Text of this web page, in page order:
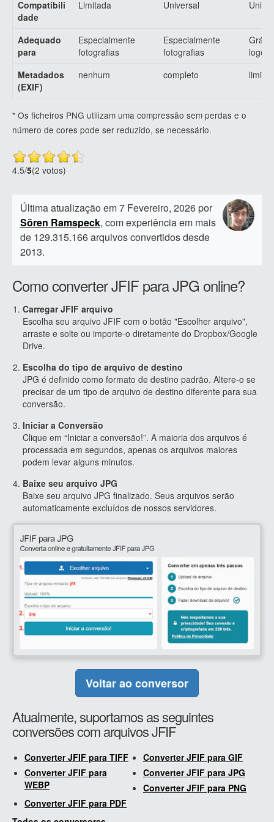
Compatibili
dade
Limitada Universal
Adequado
para
Especialmente
fotografias
Especialmente
fotografias
Metadados
(EXIF)
nenhum completo
* Os ficheiros PNG utilizam uma compressão sem perdas e o
número de cores pode ser reduzido, se necessário.
4.5/5(2 votos)
Última atualização em 7 Fevereiro, 2026 por
Sören Ramspeck, com experiência em mais
de 129.315.166 arquivos convertidos desde
2013.
Como converter JFIF para JPG online?
Carregar JFIF arquivo
Escolha seu arquivo JFIF com o botão "Escolher arquivo",
arraste e solte ou importe-o diretamente do Dropbox/Google
Drive.
Escolha do tipo de arquivo de destino
JPG é definido como formato de destino padrão. Altere-o se
precisar de um tipo de arquivo de destino diferente para sua
conversão.
Iniciar a Conversão
Clique em “Iniciar a conversão!”. A maioria dos arquivos é
processada em segundos, apenas os arquivos maiores
podem levar alguns minutos.
Baixe seu arquivo JPG
Baixe seu arquivo JPG finalizado. Seus arquivos serão
automaticamente excluídos de nossos servidores.
Voltar ao conversor
Atualmente, suportamos as seguintes
conversões com arquivos JFIF
Converter JFIF para TIFF
Converter JFIF para GIF
Converter JFIF para
WEBP
Converter JFIF para JPG
Converter JFIF para PNG
Converter JFIF para PDF